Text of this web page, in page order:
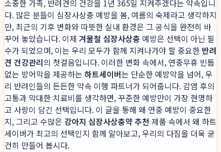
소중한 가족, 반려견의 건강을 1년 365일 지켜주겠다는 약속입니
다. 많은 분들이 심장사상충 예방을 봄, 여름의 숙제라고 생각하지
만, 최근의 기후 변화와 따뜻한 실내 환경은 그 공식을 완전히 바
꾸어 놓았습니다. 이제 겨울철 심장사상충 예방은 선택이 아닌 필
수가 되었으며, 이는 우리 모두가 함께 지켜나가야 할 중요한 반려
견 건강관리의 첫걸음입니다. 이러한 변화 속에서, 연중무휴 빈틈
없는 방어막을 제공하는 하트세이버는 단순한 예방약을 넘어, 우
리 반려인들의 든든한 약속 이행 파트너가 되어줍니다. 감염 후의
고통과 막대한 치료비를 생각하면, 꾸준한 예방만이 가장 현명하
고 사랑이 담긴 선택입니다. 이 글을 통해 왜 연중 예방이 중요한
지, 그리고 수많은 강아지 심장사상충약 추천 제품 속에서 왜 하트
세이버가 최고의 선택인지 함께 알아보고, 우리의 다짐을 더욱 굳
건히 만들어 봅시다.